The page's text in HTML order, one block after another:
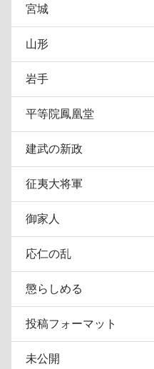
宮城
山形
岩手
平等院鳳凰堂
建武の新政
征夷大将軍
御家人
応仁の乱
懲らしめる
投稿フォーマット
未公開